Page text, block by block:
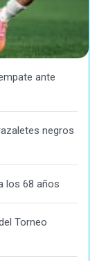
ante
negros
los 68 años
Torneo